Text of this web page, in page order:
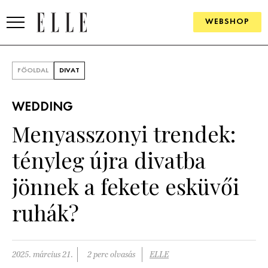
WEBSHOP
SZÉPSÉG
KULTÚRA
PSZICHÉ
PÁRKAPCSOLAT
FŐOLDAL DIVAT
WEDDING
Menyasszonyi trendek:
tényleg újra divatba
jönnek a fekete esküvői
ruhák?
2025. március 21. 2 perc olvasás ELLE